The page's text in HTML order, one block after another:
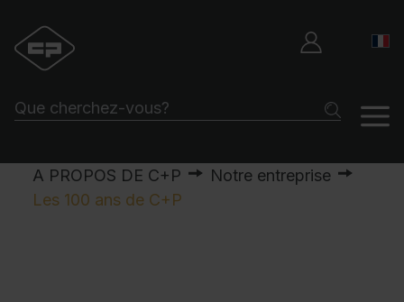
A PROPOS DE C+P
Notre entreprise
Les 100 ans de C+P